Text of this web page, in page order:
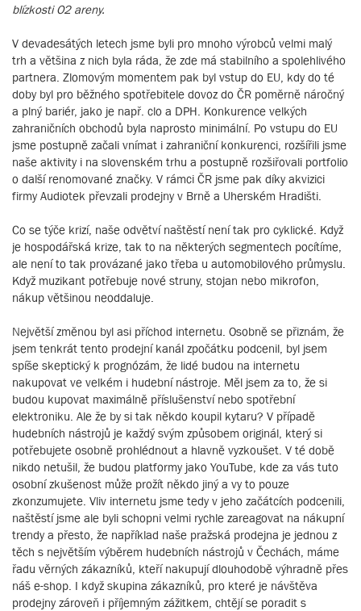
blízkosti O2 areny.
V devadesátých letech jsme byli pro mnoho výrobců velmi malý
trh a většina z nich byla ráda, že zde má stabilního a spolehlivého
partnera. Zlomovým momentem pak byl vstup do EU, kdy do té
doby byl pro běžného spotřebitele dovoz do ČR poměrně náročný
a plný bariér, jako je např. clo a DPH. Konkurence velkých
zahraničních obchodů byla naprosto minimální. Po vstupu do EU
jsme postupně začali vnímat i zahraniční konkurenci, rozšířili jsme
naše aktivity i na slovenském trhu a postupně rozšiřovali portfolio
o další renomované značky. V rámci ČR jsme pak díky akvizici
firmy Audiotek převzali prodejny v Brně a Uherském Hradišti.
Co se týče krizí, naše odvětví naštěstí není tak pro cyklické. Když
je hospodářská krize, tak to na některých segmentech pocítíme,
ale není to tak provázané jako třeba u automobilového průmyslu.
Když muzikant potřebuje nové struny, stojan nebo mikrofon,
nákup většinou neoddaluje.
Největší změnou byl asi příchod internetu. Osobně se přiznám, že
jsem tenkrát tento prodejní kanál zpočátku podcenil, byl jsem
spíše skeptický k prognózám, že lidé budou na internetu
nakupovat ve velkém i hudební nástroje. Měl jsem za to, že si
budou kupovat maximálně příslušenství nebo spotřební
elektroniku. Ale že by si tak někdo koupil kytaru? V případě
hudebních nástrojů je každý svým způsobem originál, který si
potřebujete osobně prohlédnout a hlavně vyzkoušet. V té době
nikdo netušil, že budou platformy jako YouTube, kde za vás tuto
osobní zkušenost může prožít někdo jiný a vy to pouze
zkonzumujete. Vliv internetu jsme tedy v jeho začátcích podcenili,
naštěstí jsme ale byli schopni velmi rychle zareagovat na nákupní
trendy a přesto, že například naše pražská prodejna je jednou z
těch s největším výběrem hudebních nástrojů v Čechách, máme
řadu věrných zákazníků, kteří nakupují dlouhodobě výhradně přes
náš e-shop. I když skupina zákazníků, pro které je návštěva
prodejny zároveň i příjemným zážitkem, chtějí se poradit s